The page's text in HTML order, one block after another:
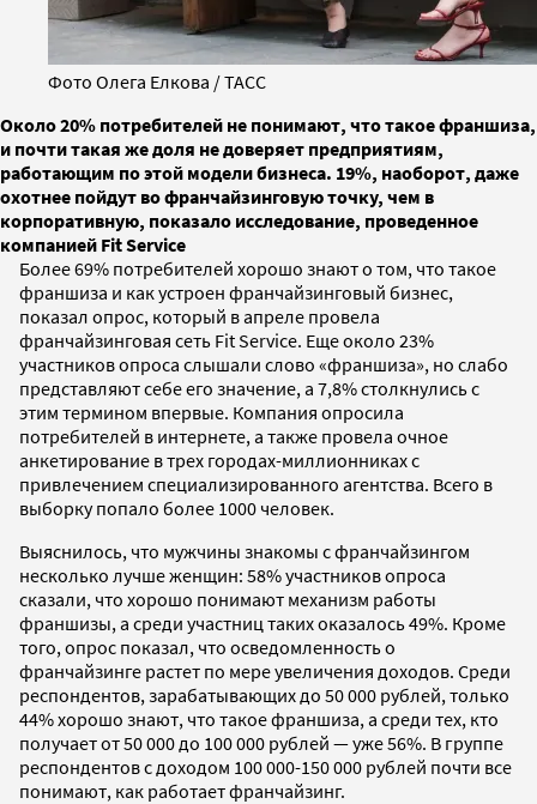
Фото Олега Елкова / ТАСС
Около 20% потребителей не понимают, что такое франшиза,
и почти такая же доля не доверяет предприятиям,
работающим по этой модели бизнеса. 19%, наоборот, даже
охотнее пойдут во франчайзинговую точку, чем в
корпоративную, показало исследование, проведенное
компанией Fit Service
Более 69% потребителей хорошо знают о том, что такое
франшиза и как устроен франчайзинговый бизнес,
показал опрос, который в апреле провела
франчайзинговая сеть Fit Service. Еще около 23%
участников опроса слышали слово «франшиза», но слабо
представляют себе его значение, а 7,8% столкнулись с
этим термином впервые. Компания опросила
потребителей в интернете, а также провела очное
анкетирование в трех городах-миллионниках с
привлечением специализированного агентства. Всего в
выборку попало более 1000 человек.
Выяснилось, что мужчины знакомы с франчайзингом
несколько лучше женщин: 58% участников опроса
сказали, что хорошо понимают механизм работы
франшизы, а среди участниц таких оказалось 49%. Кроме
того, опрос показал, что осведомленность о
франчайзинге растет по мере увеличения доходов. Среди
респондентов, зарабатывающих до 50 000 рублей, только
44% хорошо знают, что такое франшиза, а среди тех, кто
получает от 50 000 до 100 000 рублей — уже 56%. В группе
респондентов с доходом 100 000-150 000 рублей почти все
понимают, как работает франчайзинг.